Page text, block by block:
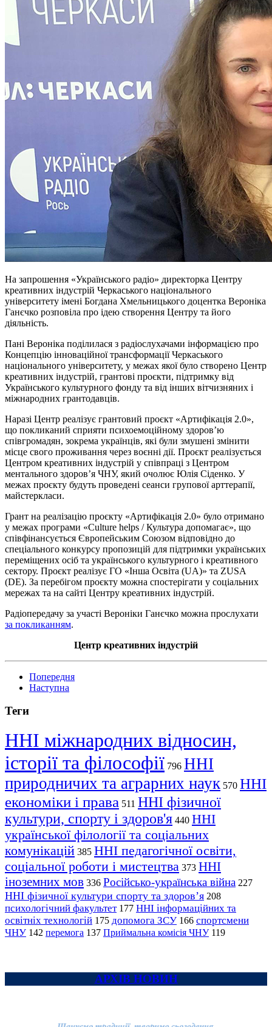
На запрошення «Українського радіо» директорка Центру
креативних індустрій Черкаського національного
університету імені Богдана Хмельницького доцентка Вероніка
Ганєчко розповіла про ідею створення Центру та його
діяльність.
Пані Вероніка поділилася з радіослухачами інформацією про
Концепцію інноваційної трансформації Черкаського
національного університету, у межах якої було створено Центр
креативних індустрій, грантові проєкти, підтримку від
Українського культурного фонду та від інших вітчизняних і
міжнародних грантодавців.
Наразі Центр реалізує грантовий проєкт «Артифікація 2.0»,
що покликаний сприяти психоемоційному здоровʼю
співгромадян, зокрема українців, які були змушені змінити
місце свого проживання через воєнні дії. Проєкт реалізується
Центром креативних індустрій у співпраці з Центром
ментального здоровʼя ЧНУ, який очолює Юлія Сіденко. У
межах проєкту будуть проведені сеанси групової арттерапії,
майстеркласи.
Грант на реалізацію проєкту «Артифікація 2.0» було отримано
у межах програми «Culture helps / Культура допомагає», що
співфінансується Європейським Союзом відповідно до
спеціального конкурсу пропозицій для підтримки українських
переміщених осіб та українського культурного і креативного
сектору. Проєкт реалізує ГО «Інша Освіта (UA)» та ZUSA
(DE). За перебігом проєкту можна спостерігати у соціальних
мережах та на сайті Центру креативних індустрій.
Радіопередачу за участі Вероніки Ганєчко можна прослухати
за покликанням.
Центр креативних індустрій
Попередня
Наступна
Теги
ННІ міжнародних відносин,
історії та філософії 796 ННІ
природничих та аграрних наук 570 ННІ
економіки і права 511 ННІ фізичної
культури, спорту і здоров'я 440 ННІ
української філології та соціальних
комунікацій 385 ННІ педагогічної освіти,
соціальної роботи і мистецтва 373 ННІ
іноземних мов 336 Російсько-українська війна 227
ННІ фізичної культури спорту та здоров’я 208
психологічний факультет 177 ННІ інформаційних та
освітніх технологій 175 допомога ЗСУ 166 спортсмени
ЧНУ 142 перемога 137 Приймальна комісія ЧНУ 119
АРХІВ НОВИН